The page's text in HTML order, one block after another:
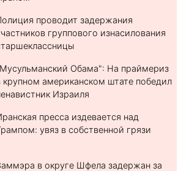
проводит задержания
группового изнасилования
Обама": На праймериз
крупном американском штате победил
Израиля
пресса издевается над
увяз в собственной грязи
в округе Шфела задержан за